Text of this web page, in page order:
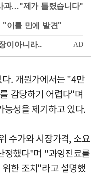
과…"제가 틀렸습니다"
"이틀 만에 발견"
. 개원가에서는 "4만
감당하기 어렵다"며
능성을 제기하고 있다.
수가와 시장가격, 소요
정했다"며 "과잉진료를
한 조치"라고 설명했